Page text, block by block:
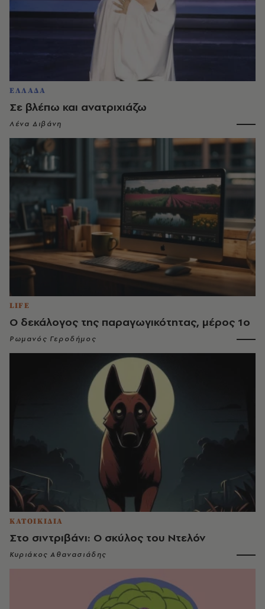
ΕΛΛΑΔΑ
Σε βλέπω και ανατριχιάζω
Λένα Διβάνη
LIFE
Ο δεκάλογος της παραγωγικότητας, μέρος 1ο
Ρωμανός Γεροδήμος
ΚΑΤΟΙΚΙΔΙΑ
Στο σιντριβάνι: Ο σκύλος του Ντελόν
Κυριάκος Αθανασιάδης